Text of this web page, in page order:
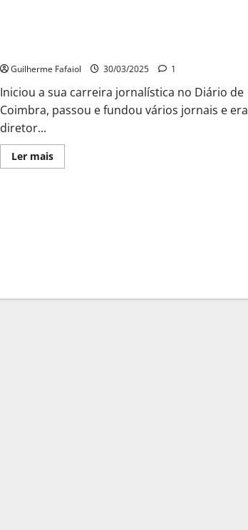
Guilherme Fafaiol 30/03/2025 1
Iniciou a sua carreira jornalística no Diário de
Coimbra, passou e fundou vários jornais e era
diretor...
Ler maisLeia
mais